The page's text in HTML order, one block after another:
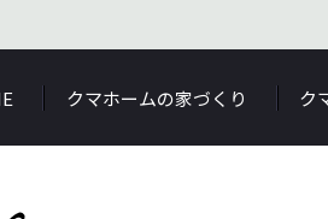
クマホームの家づくり ク